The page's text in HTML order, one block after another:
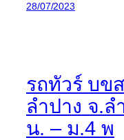
28/07/2023
รถทัวร์ บข
ลำปาง จ.ล
น. – ม.4 พ